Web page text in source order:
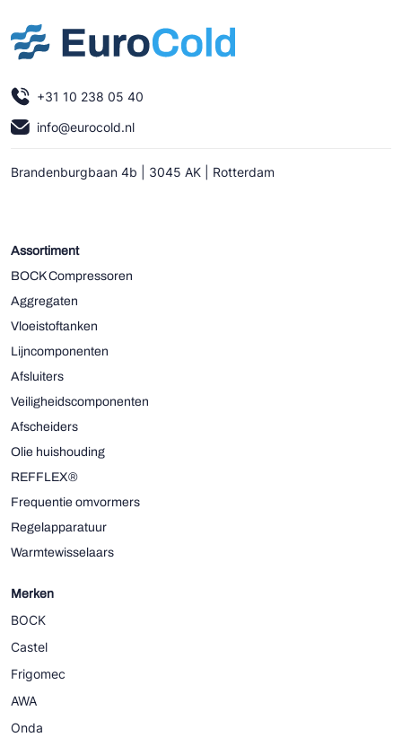
+31 10 238 05 40
info@eurocold.nl
Brandenburgbaan 4b | 3045 AK | Rotterdam
Assortiment
BOCK Compressoren
Aggregaten
Vloeistoftanken
Lijncomponenten
Afsluiters
Veiligheidscomponenten
Afscheiders
Olie huishouding
REFFLEX®
Frequentie omvormers
Regelapparatuur
Warmtewisselaars
Merken
BOCK
Castel
Frigomec
AWA
Onda